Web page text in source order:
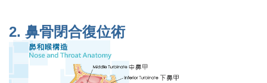
2. 鼻骨閉合復位術